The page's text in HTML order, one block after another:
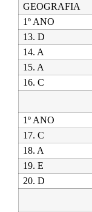
GEOGRAFIA
1º ANO
13. D
14. A
15. A
16. C
1º ANO
17. C
18. A
19. E
20. D